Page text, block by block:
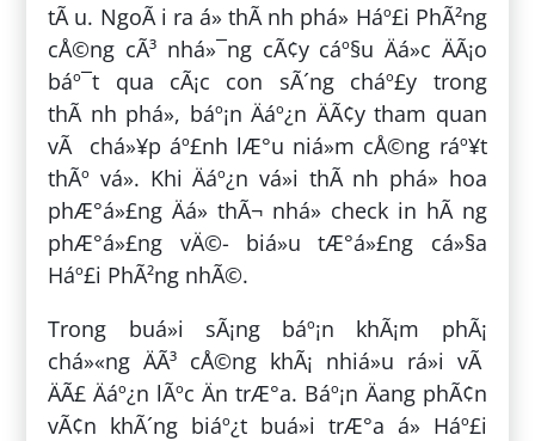
tÃ u. NgoÃ i ra á» thÃ nh phá» Háº£i PhÃ²ng
cÅ©ng cÃ³ nhá»¯ng cÃ¢y cáº§u Äá»c ÄÃ¡o
báº¯t qua cÃ¡c con sÃ´ng cháº£y trong
thÃ nh phá», báº¡n Äáº¿n ÄÃ¢y tham quan
vÃ chá»¥p áº£nh lÆ°u niá»m cÅ©ng ráº¥t
thÃº vá». Khi Äáº¿n vá»i thÃ nh phá» hoa
phÆ°á»£ng Äá» thÃ¬ nhá» check in hÃ ng
phÆ°á»£ng vÄ©- biá»u tÆ°á»£ng cá»§a
Háº£i PhÃ²ng nhÃ©.
Trong buá»i sÃ¡ng báº¡n khÃ¡m phÃ¡
chá»«ng ÄÃ³ cÅ©ng khÃ¡ nhiá»u rá»i vÃ
ÄÃ£ Äáº¿n lÃºc Än trÆ°a. Báº¡n Äang phÃ¢n
vÃ¢n khÃ´ng biáº¿t buá»i trÆ°a á» Háº£i